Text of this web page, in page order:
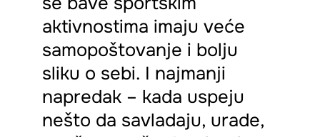
aktivnostima imaju veće
samopoštovanje i bolju
sliku o sebi. I najmanji
napredak – kada uspeju
nešto da savladaju, urade,